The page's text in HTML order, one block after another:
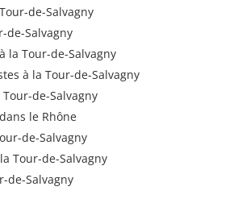
de-Salvagny
de-Salvagny
la Tour-de-Salvagny
à la Tour-de-Salvagny
de-Salvagny
le Rhône
de-Salvagny
Tour-de-Salvagny
de-Salvagny